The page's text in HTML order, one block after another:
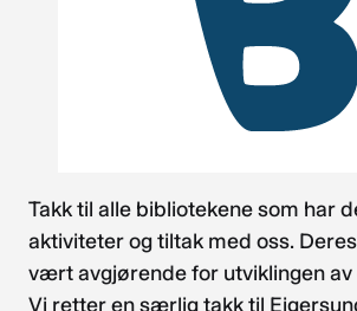
Takk til alle bibliotekene som har
aktiviteter og tiltak med oss.
vært avgjørende for utviklingen av
Vi retter en særlig takk til